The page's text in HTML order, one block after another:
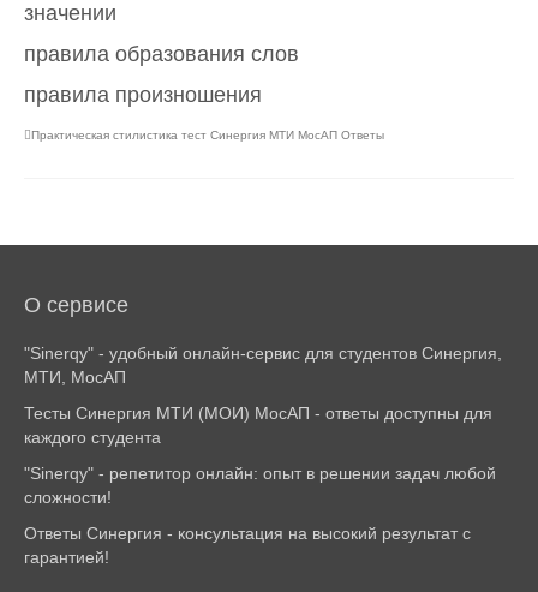
значении
правила образования слов
правила произношения
Практическая стилистика тест Синергия МТИ МосАП Ответы
О сервисе
"Sinerqy" - удобный онлайн-сервис для студентов Синергия,
МТИ, МосАП
Тесты Синергия МТИ (МОИ) МосАП - ответы доступны для
каждого студента
"Sinerqy" - репетитор онлайн: опыт в решении задач любой
сложности!
Ответы Синергия - консультация на высокий результат с
гарантией!